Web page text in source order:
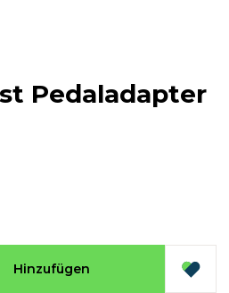
Pedaladapter
Hinzufügen